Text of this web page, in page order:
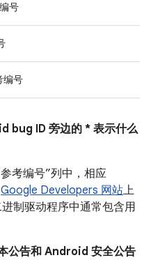
号
编号
bug ID 旁边的 * 表示什么
考编号”列中，相应
Google Developers 网站上
制驱动程序中通常包含用
公告和 Android 安全公告